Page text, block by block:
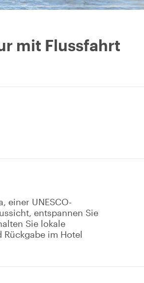
mit Flussfahrt
einer UNESCO-
entspannen Sie
Sie lokale
im Hotel